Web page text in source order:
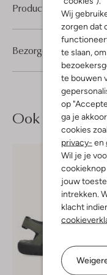
Wij
zorgen dat
te slaan,
te bouwen
op
ga je
cookies
privacy- en
Wil je je
cookieknop
jouw
intrekken.
klacht
Product informatie
Bezorgen &
Ook iets voor